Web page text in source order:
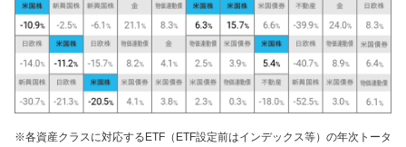
※各資産クラスに対応するETF（ETF設定前はインデックス等）の年次トータ